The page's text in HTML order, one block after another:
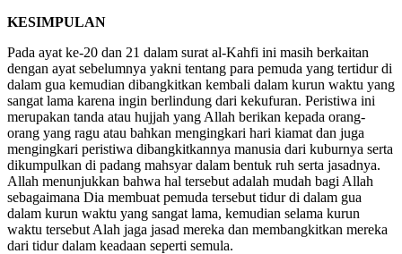
Pada ayat ke-20 dan 21 dalam surat al-Kahfi ini masih berkaitan
dengan ayat sebelumnya yakni tentang para pemuda yang tertidur di
dalam gua kemudian dibangkitkan kembali dalam kurun waktu yang
sangat lama karena ingin berlindung dari kekufuran. Peristiwa ini
merupakan tanda atau hujjah yang Allah berikan kepada orang-
orang yang ragu atau bahkan mengingkari hari kiamat dan juga
mengingkari peristiwa dibangkitkannya manusia dari kuburnya serta
dikumpulkan di padang mahsyar dalam bentuk ruh serta jasadnya.
Allah menunjukkan bahwa hal tersebut adalah mudah bagi Allah
sebagaimana Dia membuat pemuda tersebut tidur di dalam gua
dalam kurun waktu yang sangat lama, kemudian selama kurun
waktu tersebut Alah jaga jasad mereka dan membangkitkan mereka